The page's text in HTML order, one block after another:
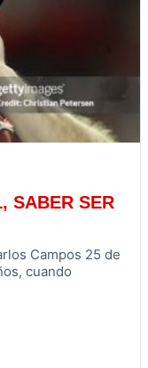
SABER SER
Campos 25 de
cuando